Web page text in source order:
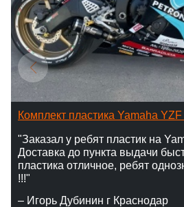
Комплект пластика Yamaha
"Заказал у ребят пластик на
Доставка до пункта выдачи
пластика отличное, ребят
!!!"
– Игорь Дубинин г Краснодар